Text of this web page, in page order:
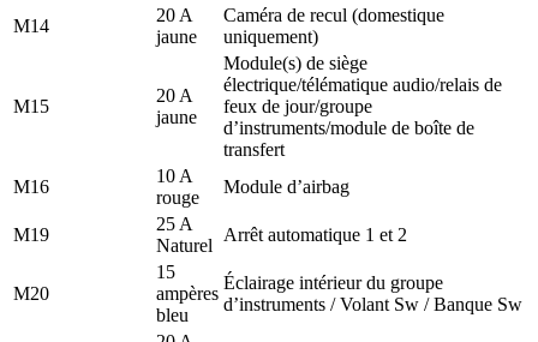
M14
20 A
jaune
Caméra de recul (domestique
uniquement)
M15
20 A
jaune
Module(s) de siège
électrique/télématique audio/relais de
feux de jour/groupe
d’instruments/module de boîte de
transfert
M16
10 A
rouge
Module d’airbag
M19
25 A
Naturel
Arrêt automatique 1 et 2
M20
15
ampères
bleu
Éclairage intérieur du groupe
d’instruments / Volant Sw / Banque Sw